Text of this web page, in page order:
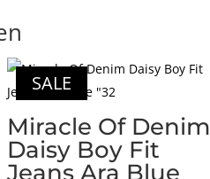
SALE
Miracle Of Denim
Daisy Boy Fit
Jeans Ara Blue